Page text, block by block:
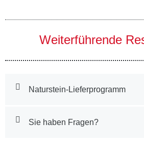
Weiterführende
Naturstein-Lieferprogramm
Sie haben Fragen?